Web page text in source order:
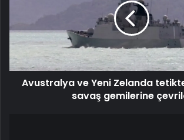
Gözler
Çin
savaş
gemilerine
çevrildi
Avustralya ve Yeni Zelanda
savaş gemilerine